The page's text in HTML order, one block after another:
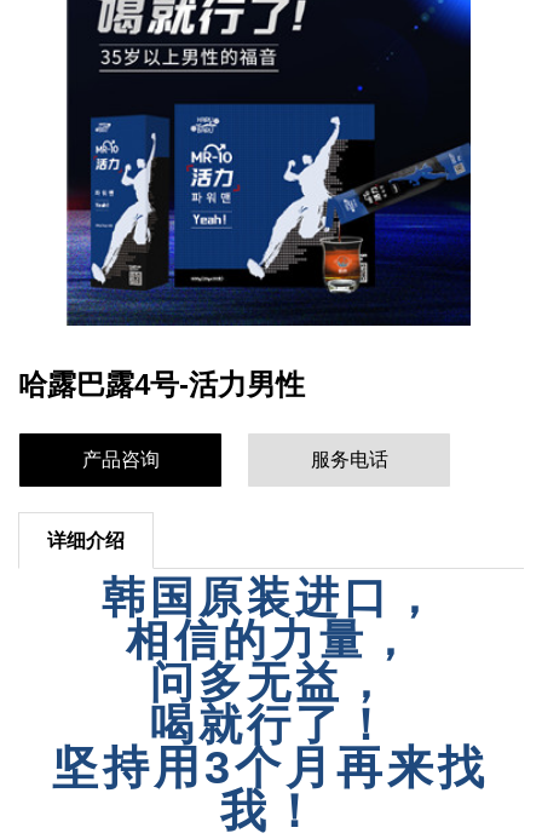
哈露巴露4号-活力男性
产品咨询 服务电话
详细介绍
韩国原装进口，
相信的力量，
问多无益，
喝就行了！
坚持用3个月再来找
我！